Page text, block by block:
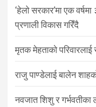
‘हेलो सरकार’मा एक
प्रणाली विकास गरिँदै
मृतक मेहताको परिवारलाई
राजु पाण्डेलाई बालेन
नवजात शिशु र